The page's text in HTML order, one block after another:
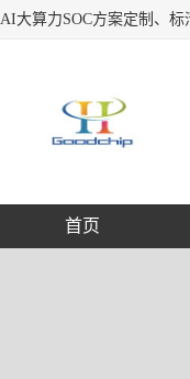
首页